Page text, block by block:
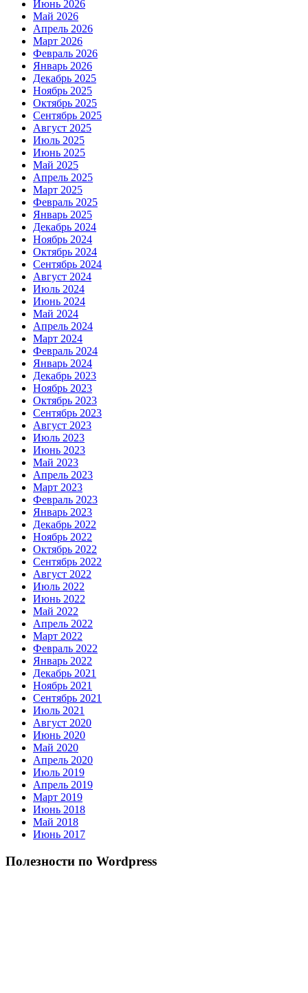
Июнь 2026
Май 2026
Апрель 2026
Март 2026
Февраль 2026
Январь 2026
Декабрь 2025
Ноябрь 2025
Октябрь 2025
Сентябрь 2025
Август 2025
Июль 2025
Июнь 2025
Май 2025
Апрель 2025
Март 2025
Февраль 2025
Январь 2025
Декабрь 2024
Ноябрь 2024
Октябрь 2024
Сентябрь 2024
Август 2024
Июль 2024
Июнь 2024
Май 2024
Апрель 2024
Март 2024
Февраль 2024
Январь 2024
Декабрь 2023
Ноябрь 2023
Октябрь 2023
Сентябрь 2023
Август 2023
Июль 2023
Июнь 2023
Май 2023
Апрель 2023
Март 2023
Февраль 2023
Январь 2023
Декабрь 2022
Ноябрь 2022
Октябрь 2022
Сентябрь 2022
Август 2022
Июль 2022
Июнь 2022
Май 2022
Апрель 2022
Март 2022
Февраль 2022
Январь 2022
Декабрь 2021
Ноябрь 2021
Сентябрь 2021
Июль 2021
Август 2020
Июнь 2020
Май 2020
Апрель 2020
Июль 2019
Апрель 2019
Март 2019
Июнь 2018
Май 2018
Июнь 2017
Полезности по Wordpress